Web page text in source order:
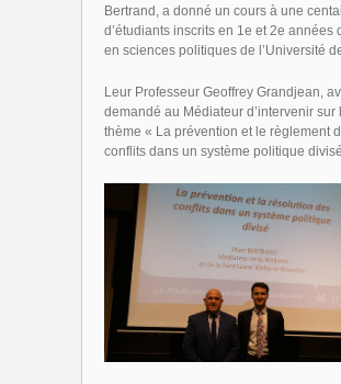
Bertrand, a donné un cours à une
d’étudiants inscrits en 1e et 2e années
en sciences politiques de l’Université
Leur Professeur Geoffrey Grandjean,
demandé au Médiateur d’intervenir sur
thème « La prévention et le règlement
conflits dans un système politique